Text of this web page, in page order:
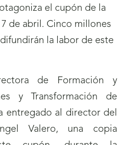
el cupón de la
de abril. Cinco millones
la labor de este
de Formación y
y Transformación de
entregado al director del
Valero, una copia